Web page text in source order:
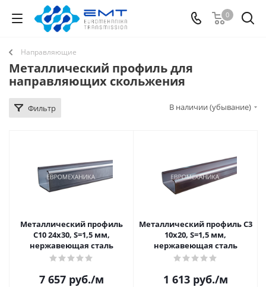
0
Направляющие
Металлический профиль для
направляющих скольжения
Фильтр В наличии (убывание)
Металлический профиль
C10 24х30, S=1,5 мм,
нержавеющая сталь
7 657руб./м
Металлический профиль C3
10х20, S=1,5 мм,
нержавеющая сталь
1 613руб./м